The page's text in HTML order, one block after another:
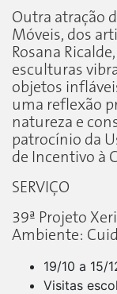
Outra atração
Móveis, dos
Rosana
esculturas
objetos
uma reflexão
natureza e
patrocínio da
de Incentivo à
SERVIÇO
39ª Projeto
Ambiente:
19/10 a 15/
Visitas